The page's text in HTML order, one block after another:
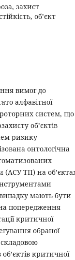
захист
об’єкт
вимог до
алфавітної
систем, що
об’єктів
ризику
онтологічна
(АСУ ТП) на
мають бути
попередження
критичної
обраної
критичної